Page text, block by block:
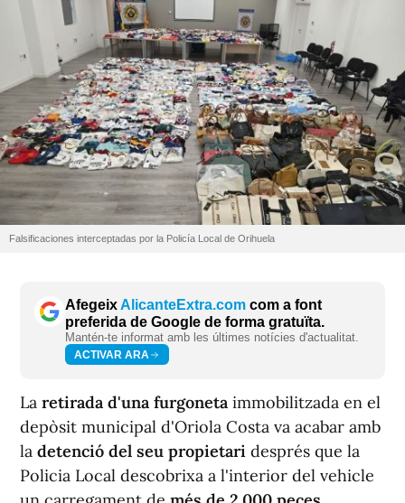
Falsificaciones interceptadas por la Policía Local de Orihuela
AfegeixAlicanteExtra.com com a font
preferida de Google de forma gratuïta.
Mantén-te informat amb les últimes notícies d'actualitat.
ACTIVAR ARA
La retirada d'una furgoneta immobilitzada en el
depòsit municipal d'Oriola Costa va acabar amb
la detenció del seu propietari després que la
Policia Local descobrixa a l'interior del vehicle